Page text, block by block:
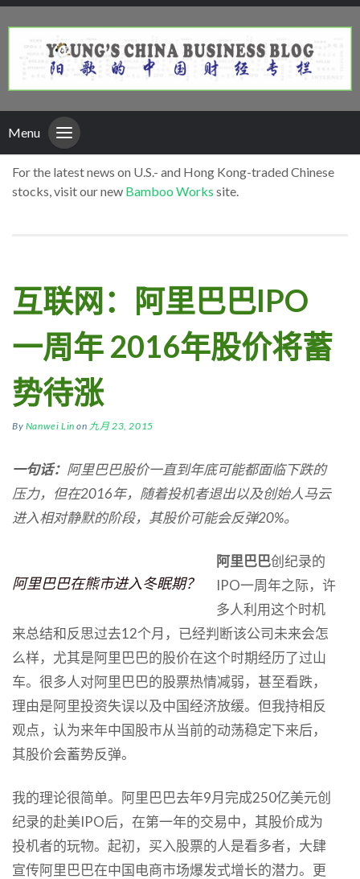
Menu
For the latest news on U.S.- and Hong Kong-traded Chinese
stocks, visit our new Bamboo Works site.
互联网：阿里巴巴IPO
一周年 2016年股价将蓄
势待涨
By Nanwei Lin on 九月 23, 2015
一句话： 阿里巴巴股价一直到年底可能都面临下跌的
压力，但在2016年，随着投机者退出以及创始人马云
进入相对静默的阶段，其股价可能会反弹20%。
阿里巴巴在熊市进入冬眠期？
阿里巴巴创纪录的
IPO一周年之际，许
多人利用这个时机
来总结和反思过去12个月，已经判断该公司未来会怎
么样，尤其是阿里巴巴的股价在这个时期经历了过山
车。很多人对阿里巴巴的股票热情减弱，甚至看跌，
理由是阿里投资失误以及中国经济放缓。但我持相反
观点，认为来年中国股市从当前的动荡稳定下来后，
其股价会蓄势反弹。
我的理论很简单。阿里巴巴去年9月完成250亿美元创
纪录的赴美IPO后，在第一年的交易中，其股价成为
投机者的玩物。起初，买入股票的人是看多者，大肆
宣传阿里巴巴在中国电商市场爆发式增长的潜力。更